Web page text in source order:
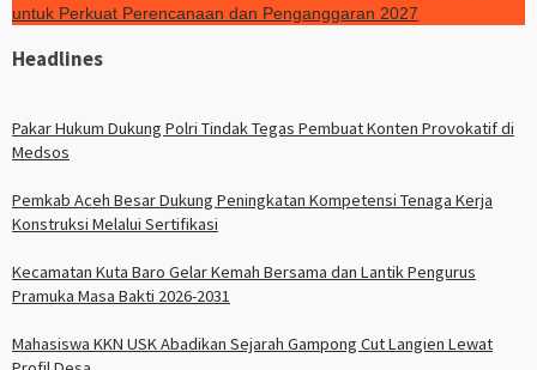
untuk Perkuat Perencanaan dan Penganggaran 2027
Headlines
Pakar Hukum Dukung Polri Tindak Tegas Pembuat Konten Provokatif di
Medsos
Pemkab Aceh Besar Dukung Peningkatan Kompetensi Tenaga Kerja
Konstruksi Melalui Sertifikasi
Kecamatan Kuta Baro Gelar Kemah Bersama dan Lantik Pengurus
Pramuka Masa Bakti 2026-2031
Mahasiswa KKN USK Abadikan Sejarah Gampong Cut Langien Lewat